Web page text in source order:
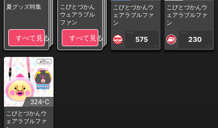
夏グッズ特集
すべて見る
こびとづかん
ウェアラブル
ファン
すべて見る
こびとづかんウ
ェアラブルファ
ン
1PLAY
575
CP
こびとづかんウ
ェアラブルファ
ン
1PLAY
230
CP
324-C
こびとづかんウ
ェアラブルファ